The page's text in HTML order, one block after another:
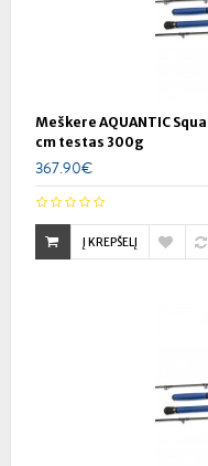
Meškere AQUANTIC
cm testas 300g
367.90€
Į KREPŠELĮ